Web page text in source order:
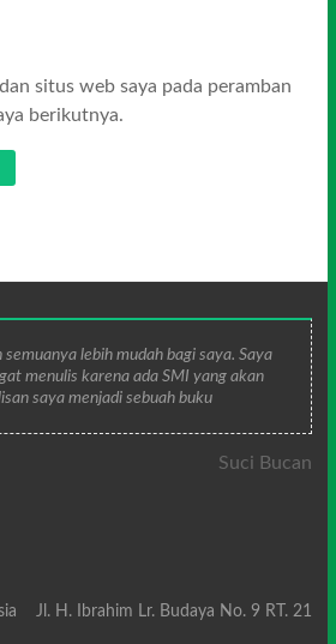
situs web saya pada peramban
berikutnya.
lebih mudah bagi saya. Saya
menulis karena ada SMI yang akan
saya menjadi sebuah buku
Suci Bucan
Jl. H. Ibrahim Lr. Budaya No. 9 RT. 21